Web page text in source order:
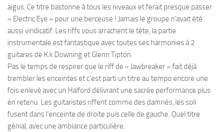
aigus. Ce titre bastonne à tous les niveaux et ferait presque passer
« Electric Eye » pour une berceuse ! Jamais le groupe n’avait été
aussi vindicatif. Les riffs vous arrachent le tête, la partie
instrumentale est fantastique avec toutes ses harmonies à 2
guitares de K.k Downing et Glenn Tipton.
Pas le temps de respirer que le riff de « Jawbreaker » fait déjà
trembler les enceintes et c’est parti un titre au tempo encore une
fois enlevé avec un Halford délivrant une sacrée performance plus
en retenu. Les guitaristes riffent comme des damnés, les soli
fusent dans l’enceinte de droite puis celle de gauche. Quel titre
génial, avec une ambiance particulière.